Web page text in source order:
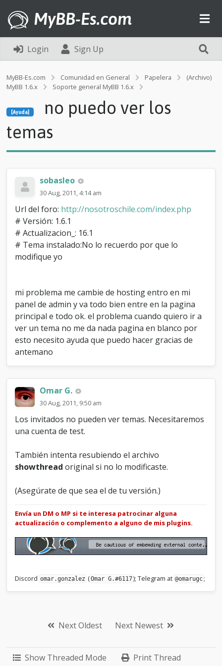
MyBB-Es.com
Login Sign Up
MyBB-Es.com Comunidad en General Papelera
(Archivo)
MyBB 1.6.x
Soporte general MyBB 1.6.x
o
d
v
o
m
[Ayuda]
no puedo ver los
temas
sobasleo
30 Aug, 2011, 4:14 am
Url del foro: http://nosotroschile.com/index.php
# Versión: 1.6.1
# Actualizacion_: 16.1
# Tema instalado:No lo recuerdo por que lo
modifique yo
mi problema me cambie de hosting entro en mi
panel de admin y va todo bien entre en la pagina
principal e todo ok. el problema cuando quiero ir a
ver un tema no me da nada pagina en blanco por
esto necesito ayuda que puedo hacer gracias de
antemano
Omar G.
30 Aug, 2011, 9:50 am
Los invitados no pueden ver temas. Necesitaremos
una cuenta de test.
También intenta resubiendo el archivo
showthread original si no lo modificaste.
(Asegúrate de que sea el de tu versión.)
Envía un DM o MP si te interesa patrocinar alguna
actualización o complemento a alguno de mis plugins.
Discord omar.gonzalez (Omar G.#6117); Telegram at @omarugc ;
Next Oldest Next Newest
Show Threaded Mode Print Thread